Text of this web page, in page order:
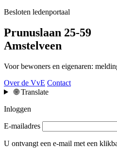
Besloten ledenportaal
Prunuslaan 25-59
Amstelveen
Voor bewoners en eigenaren:
Over de VvE Contact
🌐 Translate
Inloggen
E-mailadres
U ontvangt een e-mail met een